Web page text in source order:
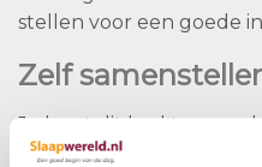
stellen voor een goede
Zelf
Je kunt dit bed te
nachtkastje Rough of